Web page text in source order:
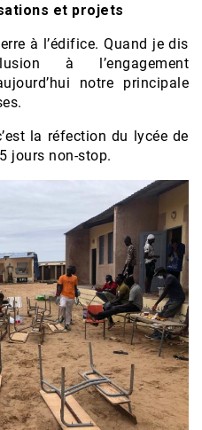
et projets
à l’édifice. Quand je dis
à l’engagement
notre principale
la réfection du lycée de
jours non-stop.